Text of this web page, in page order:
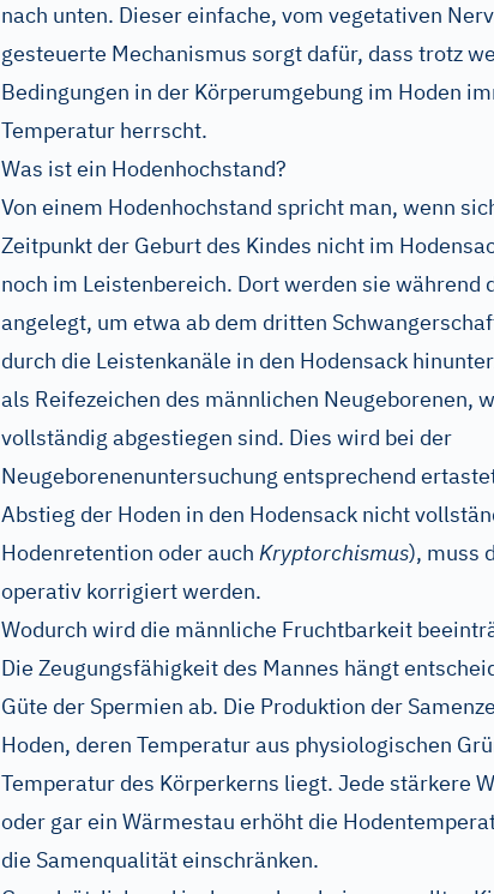
nach unten. Dieser einfache, vom vegetativen
gesteuerte Mechanismus sorgt dafür, dass trotz
Bedingungen in der Körperumgebung im Hoden
Temperatur herrscht.
Was ist ein Hodenhochstand?
Von einem Hodenhochstand spricht man, wenn
Zeitpunkt der Geburt des Kindes nicht im
noch im Leistenbereich. Dort werden sie während
angelegt, um etwa ab dem dritten
durch die Leistenkanäle in den Hodensack
als Reifezeichen des männlichen Neugeborenen,
vollständig abgestiegen sind. Dies wird bei der
Neugeborenenuntersuchung entsprechend
Abstieg der Hoden in den Hodensack nicht
Hodenretention oder auch Kryptorchismus), muss
operativ korrigiert werden.
Wodurch wird die männliche Fruchtbarkeit
Die Zeugungsfähigkeit des Mannes hängt
Güte der Spermien ab. Die Produktion der
Hoden, deren Temperatur aus physiologischen
Temperatur des Körperkerns liegt. Jede stärkere
oder gar ein Wärmestau erhöht die
die Samenqualität einschränken.